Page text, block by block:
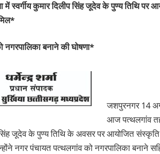
स्वर्गीय कुमार दिलीप सिंह जूदेव के पुण्य तिथि पर
बनाने की घोषणा*
जशपुरनगर 14
आज पत्थलगांव
सिंह जूदेव के पुण्य तिथि के अवसर पर आयोजित
नगर पंचायत पत्थलगांव को नगरपालिका बनाने